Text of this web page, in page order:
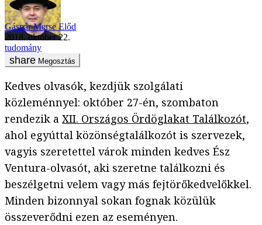
Gáspár Merse Előd
2018. október 22.
tudomány
Megosztás
Kedves olvasók, kezdjük szolgálati
közleménnyel: október 27-én, szombaton
rendezik a XII. Országos Ördöglakat Találkozót,
ahol egyúttal közönségtalálkozót is szervezek,
vagyis szeretettel várok minden kedves Ész
Ventura-olvasót, aki szeretne találkozni és
beszélgetni velem vagy más fejtörőkedvelőkkel.
Minden bizonnyal sokan fognak közülük
összeverődni ezen az eseményen.